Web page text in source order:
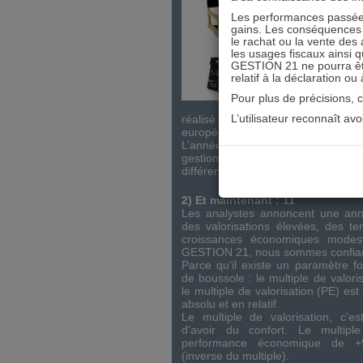
année
financiers
La
21 est
Tradable
L’année
de
réalisé d’excellentes
européen.
L’année 2025, c’est également
gestions actives, qui, par
différenciants, ont créé de la valeur
2) Et maintenant : 11
Les analystes annoncent une
des valorisations élevées, des
croissances économiques
GESTION 21, nous sommes
Parce qu’il existe un paramètre
de boussole : le multiple de
le multiple de valorisation (PE) est
absolu et en relatif.
Le multiple de valorisation,
d’avoir du confort. Le
performance économique de
(inverse du multiple).
Les performances
gains. Les
le rachat ou la vente des
les usages fiscaux ainsi
GESTION 21 ne pourra
relatif à la déclaration ou
Pour plus de précisions,
L’utilisateur reconnaît